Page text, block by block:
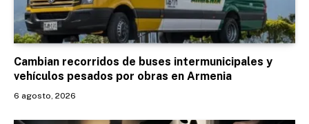
Cambian recorridos de buses intermunicipales y
vehículos pesados por obras en Armenia
6 agosto, 2026